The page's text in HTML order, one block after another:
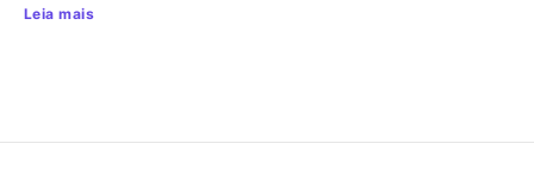
Leia mais